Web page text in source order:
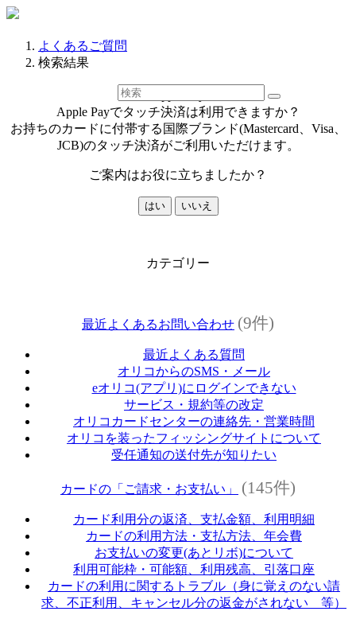
よくあるご質問
検索結果
【Apple Pay】
Apple Payでタッチ決済は利用できますか？
お持ちのカードに付帯する国際ブランド(Mastercard、Visa、
JCB)のタッチ決済がご利用いただけます。
ご案内はお役に立ちましたか？
はい いいえ
カテゴリー
最近よくあるお問い合わせ (9件)
最近よくある質問
オリコからのSMS・メール
eオリコ(アプリ)にログインできない
サービス・規約等の改定
オリコカードセンターの連絡先・営業時間
オリコを装ったフィッシングサイトについて
受任通知の送付先が知りたい
カードの「ご請求・お支払い」 (145件)
カード利用分の返済、支払金額、利用明細
カードの利用方法・支払方法、年会費
お支払いの変更(あとリボ)について
利用可能枠・可能額、利用残高、引落口座
カードの利用に関するトラブル（身に覚えのない請
求、不正利用、キャンセル分の返金がされない 等）